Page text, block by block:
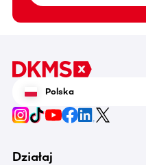
Polska
Działaj